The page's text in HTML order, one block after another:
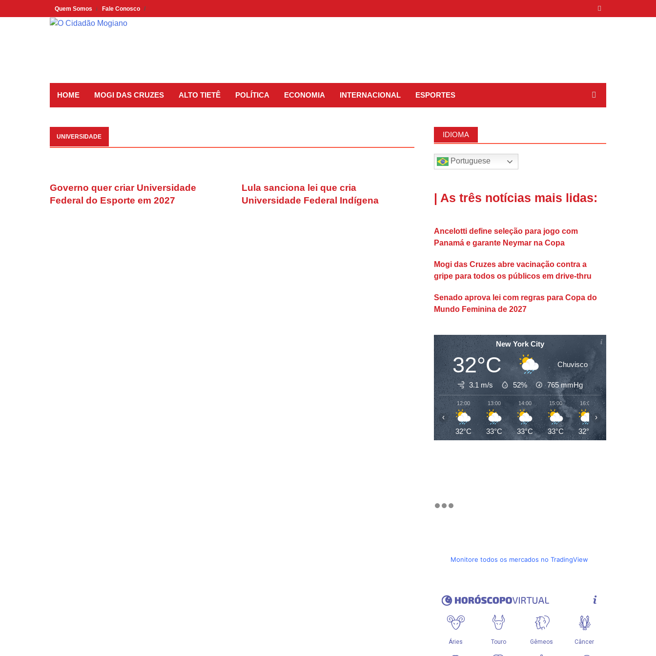
to
Quem Somos Fale Conosco
HOME MOGI DAS CRUZES ALTO TIETÊ POLÍTICA ECONOMIA INTERNACIONAL ESPORTES
UNIVERSIDADE
Governo quer criar Universidade
Federal do Esporte em 2027
Lula sanciona lei que cria
Universidade Federal Indígena
IDIOMA
Portuguese
| As três notícias mais lidas:
Ancelotti define seleção para jogo com
Panamá e garante Neymar na Copa
Mogi das Cruzes abre vacinação contra a
gripe para todos os públicos em drive-thru
Senado aprova lei com regras para Copa do
Mundo Feminina de 2027
New York City
32°C Chuvisco
3.1 m/s 52% 765mmHg
12:00
32°C
13:00
33°C
14:00
33°C
15:00
33°C
16:00
32°C
‹ ›
Monitore todos os mercados no TradingView